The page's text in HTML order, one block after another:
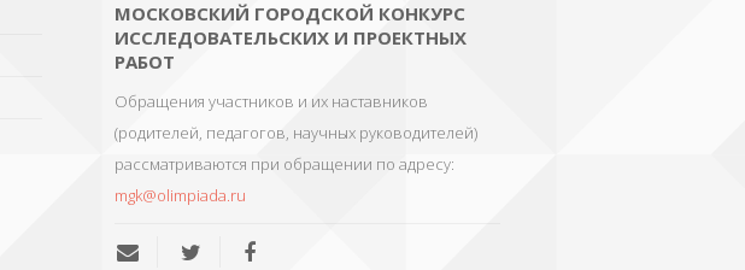
МОСКОВСКИЙ ГОРОДСКОЙ КОНКУРС
ИССЛЕДОВАТЕЛЬСКИХ И ПРОЕКТНЫХ
РАБОТ
Обращения участников и их наставников
(родителей, педагогов, научных руководителей)
рассматриваются при обращении по адресу:
mgk@olimpiada.ru